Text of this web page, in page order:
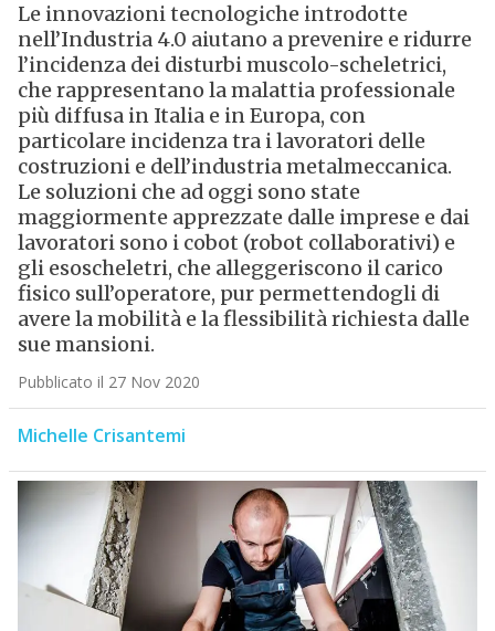
Le innovazioni tecnologiche introdotte
nell’Industria 4.0 aiutano a prevenire e ridurre
l’incidenza dei disturbi muscolo-scheletrici,
che rappresentano la malattia professionale
più diffusa in Italia e in Europa, con
particolare incidenza tra i lavoratori delle
costruzioni e dell’industria metalmeccanica.
Le soluzioni che ad oggi sono state
maggiormente apprezzate dalle imprese e dai
lavoratori sono i cobot (robot collaborativi) e
gli esoscheletri, che alleggeriscono il carico
fisico sull’operatore, pur permettendogli di
avere la mobilità e la flessibilità richiesta dalle
sue mansioni.
Pubblicato il 27 Nov 2020
Michelle Crisantemi